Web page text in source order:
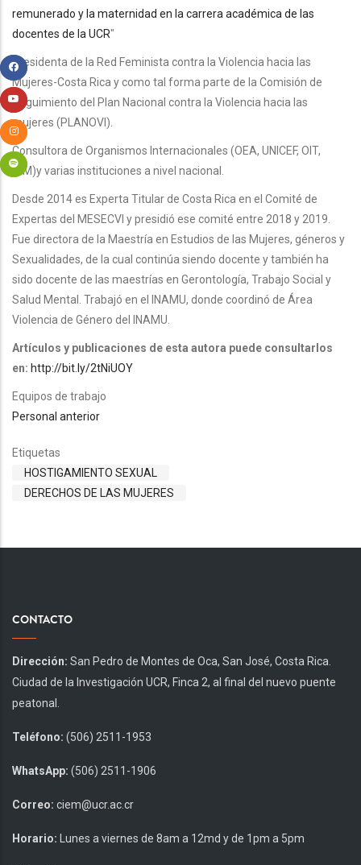
remunerado y la maternidad en la carrera académica de las
docentes de la UCR"
Presidenta de la Red Feminista contra la Violencia hacia las
Mujeres-Costa Rica y como tal forma parte de la Comisión de
Seguimiento del Plan Nacional contra la Violencia hacia las
mujeres (PLANOVI).
Consultora de Organismos Internacionales (OEA, UNICEF, OIT,
OIM)y varias instituciones a nivel nacional.
Desde 2014 es Experta Titular de Costa Rica en el Comité de
Expertas del MESECVI y presidió ese comité entre 2018 y 2019.
Fue directora de la Maestría en Estudios de las Mujeres, géneros y
Sexualidades, de la cual continúa siendo docente y también ha
sido docente de las maestrías en Gerontología, Trabajo Social y
Salud Mental. Trabajó en el INAMU, donde coordinó de Área
Violencia de Género del INAMU.
Artículos y publicaciones de esta autora puede consultarlos
en: http://bit.ly/2tNiUOY
Equipos de trabajo
Personal anterior
Etiquetas
HOSTIGAMIENTO SEXUAL
DERECHOS DE LAS MUJERES
CONTACTO
Dirección: San Pedro de Montes de Oca, San José, Costa Rica.
Ciudad de la Investigación UCR, Finca 2, al final del nuevo puente
peatonal.
Teléfono: (506) 2511-1953
WhatsApp: (506) 2511-1906
Correo: ciem@ucr.ac.cr
Horario: Lunes a viernes de 8am a 12md y de 1pm a 5pm